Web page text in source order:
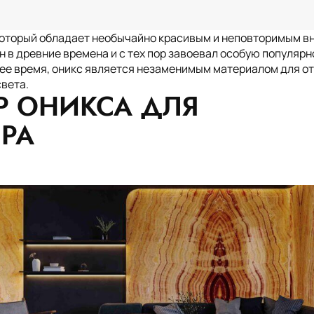
Услуги Мрамор Гранит Оникс
Карьера Замерщик
Россия США Куба
обладает необычайно красивым и неповторимым
древние времена и с тех пор завоевал особую
время, оникс является незаменимым материалом для
ОНИКСА ДЛЯ